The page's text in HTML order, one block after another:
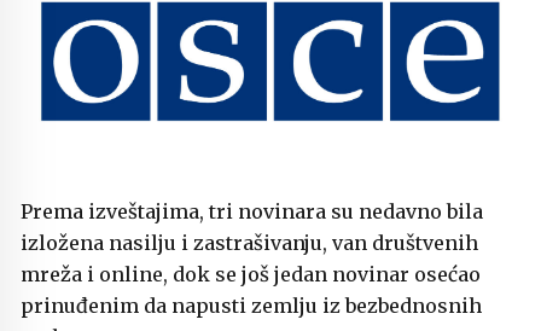
Prema izveštajima, tri novinara su nedavno bila
izložena nasilju i zastrašivanju, van društvenih
mreža i online, dok se još jedan novinar osećao
prinuđenim da napusti zemlju iz bezbednosnih